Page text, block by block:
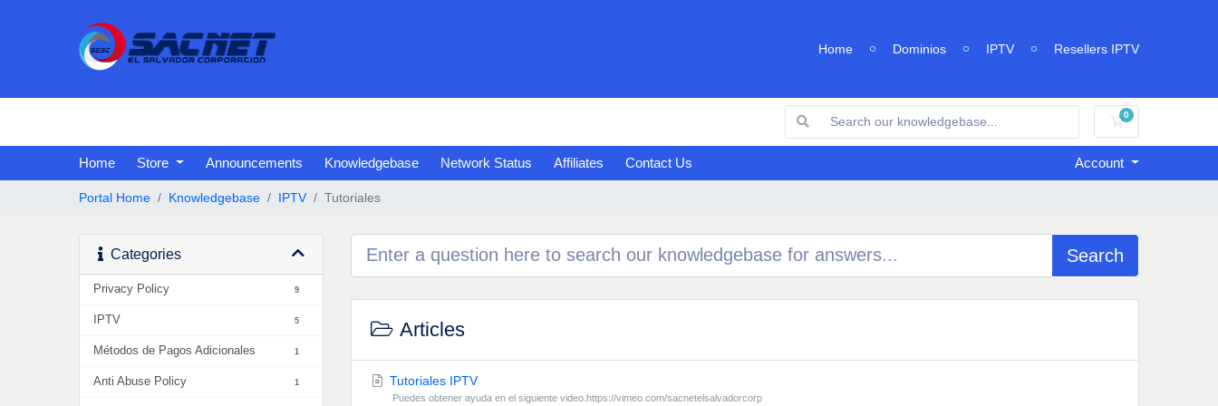
Home Dominios IPTV Resellers IPTV
0
Shopping Cart
Home Store Announcements Knowledgebase Network Status Affiliates Contact Us Account
Portal Home Knowledgebase IPTV Tutoriales
Categories
Privacy Policy 9
IPTV 5
Métodos de Pagos Adicionales 1
Anti Abuse Policy 1
Search
Articles
Tutoriales IPTV
Puedes obtener ayuda en el siguiente video.https://vimeo.com/sacnetelsalvadorcorp